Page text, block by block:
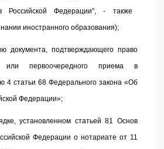
Российской Федерации", - также
иностранного образования);
документа, подтверждающего право
или первоочередного приема в
4 статьи 68 Федерального закона «Об
Федерации»;
установленном статьей 81 Основ
Федерации о нотариате от 11